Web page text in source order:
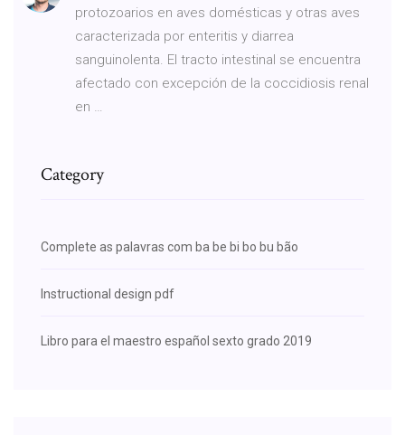
protozoarios en aves domésticas y otras aves
caracterizada por enteritis y diarrea
sanguinolenta. El tracto intestinal se encuentra
afectado con excepción de la coccidiosis renal
en …
Category
Complete as palavras com ba be bi bo bu bão
Instructional design pdf
Libro para el maestro español sexto grado 2019